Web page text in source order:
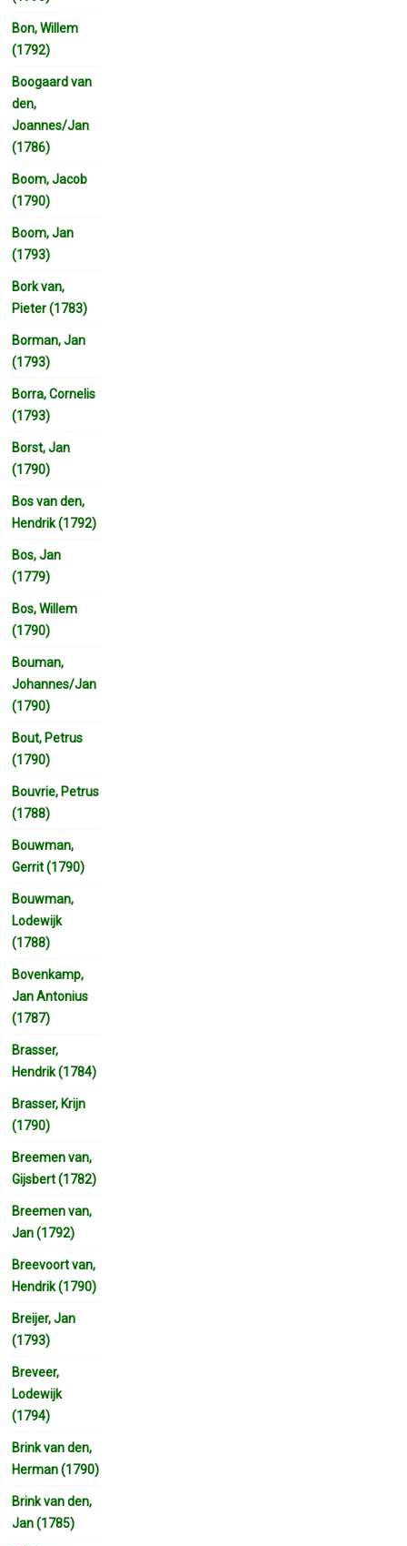
Bon, Willem
(1792)
Boogaard van
den,
Joannes/Jan
(1786)
Boom, Jacob
(1790)
Boom, Jan
(1793)
Bork van,
Pieter (1783)
Borman, Jan
(1793)
Borra, Cornelis
(1793)
Borst, Jan
(1790)
Bos van den,
Hendrik (1792)
Bos, Jan
(1779)
Bos, Willem
(1790)
Bouman,
Johannes/Jan
(1790)
Bout, Petrus
(1790)
Bouvrie, Petrus
(1788)
Bouwman,
Gerrit (1790)
Bouwman,
Lodewijk
(1788)
Bovenkamp,
Jan Antonius
(1787)
Brasser,
Hendrik (1784)
Brasser, Krijn
(1790)
Breemen van,
Gijsbert (1782)
Breemen van,
Jan (1792)
Breevoort van,
Hendrik (1790)
Breijer, Jan
(1793)
Breveer,
Lodewijk
(1794)
Brink van den,
Herman (1790)
Brink van den,
Jan (1785)